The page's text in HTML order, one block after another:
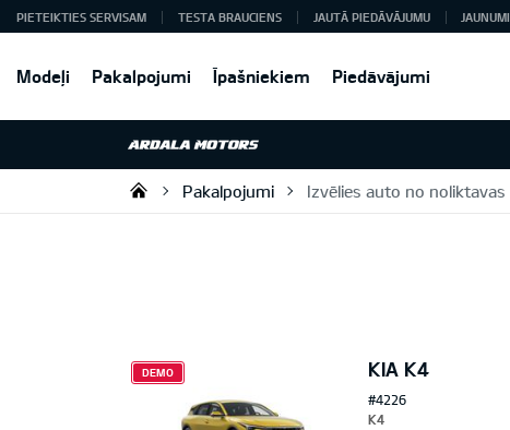
Modeļi Pakalpojumi Īpašniekiem Piedāvājumi
PIETEIKTIES SERVISAM TESTA BRAUCIENS JAUTĀ PIEDĀVĀJUMU JAUNUMI
Ardala SIA
Pakalpojumi Izvēlies auto no noliktavas
KIA K4
DEMO
#4226
K4